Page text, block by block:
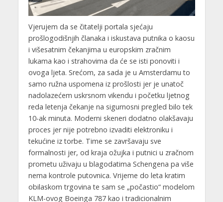
Vjerujem da se čitatelji portala sjećaju
prošlogodišnjih članaka i iskustava putnika o kaosu
i višesatnim čekanjima u europskim zračnim
lukama kao i strahovima da će se isti ponoviti i
ovoga ljeta. Srećom, za sada je u Amsterdamu to
samo ružna uspomena iz prošlosti jer je unatoč
nadolazećem uskrsnom vikendu i početku ljetnog
reda letenja čekanje na sigurnosni pregled bilo tek
10-ak minuta. Moderni skeneri dodatno olakšavaju
proces jer nije potrebno izvaditi elektroniku i
tekućine iz torbe. Time se završavaju sve
formalnosti jer, od kraja ožujka i putnici u zračnom
prometu uživaju u blagodatima Schengena pa više
nema kontrole putovnica. Vrijeme do leta kratim
obilaskom trgovina te sam se „počastio“ modelom
KLM-ovog Boeinga 787 kao i tradicionalnim